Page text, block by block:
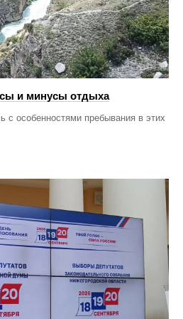
и минусы отдыха
с особенностями пребывания в этих